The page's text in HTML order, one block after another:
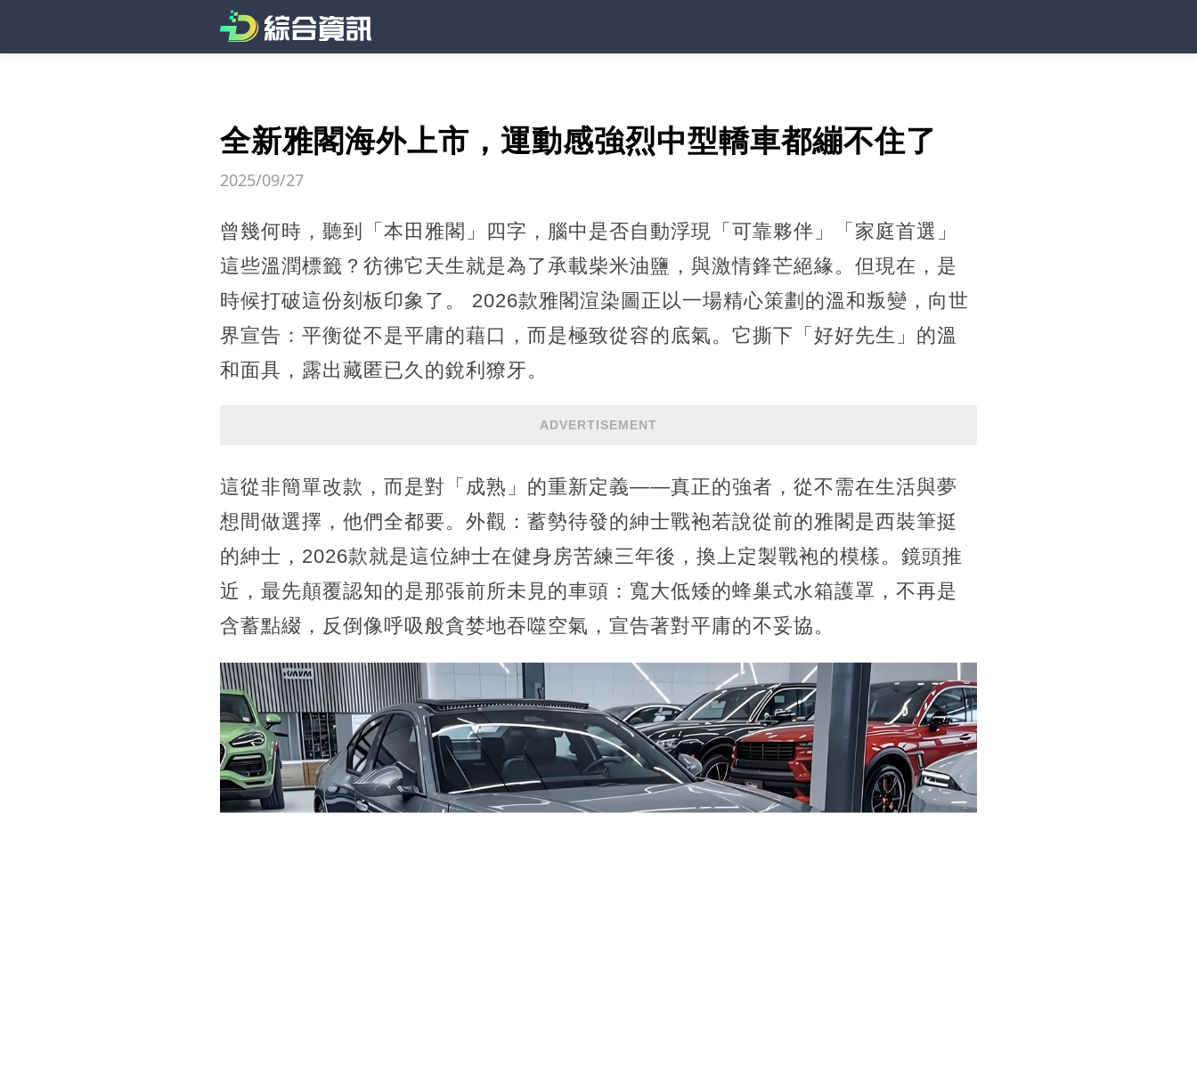
全新雅閣海外上市，運動感強烈中型轎車都繃不住了
2025/09/27
曾幾何時，聽到「本田雅閣」四字，腦中是否自動浮現「可靠夥伴」「家庭首選」
這些溫潤標籤？彷彿它天生就是為了承載柴米油鹽，與激情鋒芒絕緣。但現在，是
時候打破這份刻板印象了。 2026款雅閣渲染圖正以一場精心策劃的溫和叛變，向世
界宣告：平衡從不是平庸的藉口，而是極致從容的底氣。它撕下「好好先生」的溫
和面具，露出藏匿已久的銳利獠牙。
ADVERTISEMENT
這從非簡單改款，而是對「成熟」的重新定義——真正的強者，從不需在生活與夢
想間做選擇，他們全都要。外觀：蓄勢待發的紳士戰袍若說從前的雅閣是西裝筆挺
的紳士，2026款就是這位紳士在健身房苦練三年後，換上定製戰袍的模樣。鏡頭推
近，最先顛覆認知的是那張前所未見的車頭：寬大低矮的蜂巢式水箱護罩，不再是
含蓄點綴，反倒像呼吸般貪婪地吞噬空氣，宣告著對平庸的不妥協。